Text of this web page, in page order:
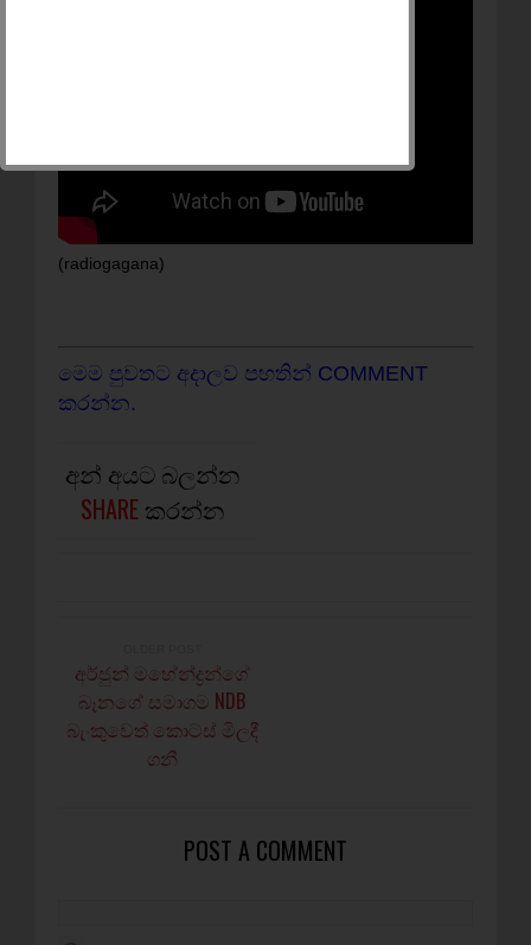
(radiogagana)
මෙම පුවතට අදාලව පහතින් COMMENT
කරන්න.
අන් අයට බලන්න
SHARE කරන්න
අර්ජුන් මහේන්ද්‍රන්ගේ
බෑනගේ සමාගම NDB
බැංකුවෙත් කොටස් මිලදී
ගනී
POST A COMMENT